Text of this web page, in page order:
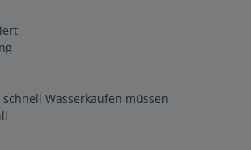
Wasserkaufen müssen